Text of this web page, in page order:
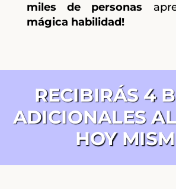
miles de personas
mágica habilidad!
RECIBIRÁS 4
ADICIONALES
HOY